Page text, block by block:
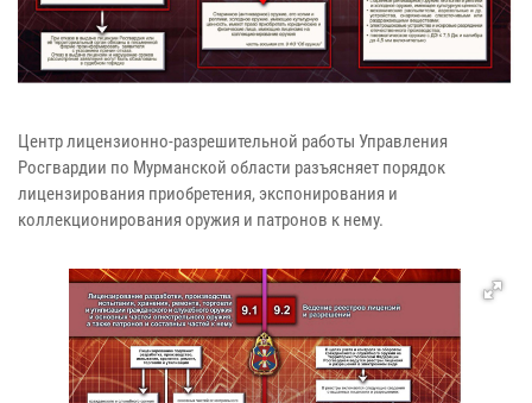
Центр лицензионно-разрешительной работы Управления
Росгвардии по Мурманской области разъясняет порядок
лицензирования приобретения, экспонирования и
коллекционирования оружия и патронов к нему.